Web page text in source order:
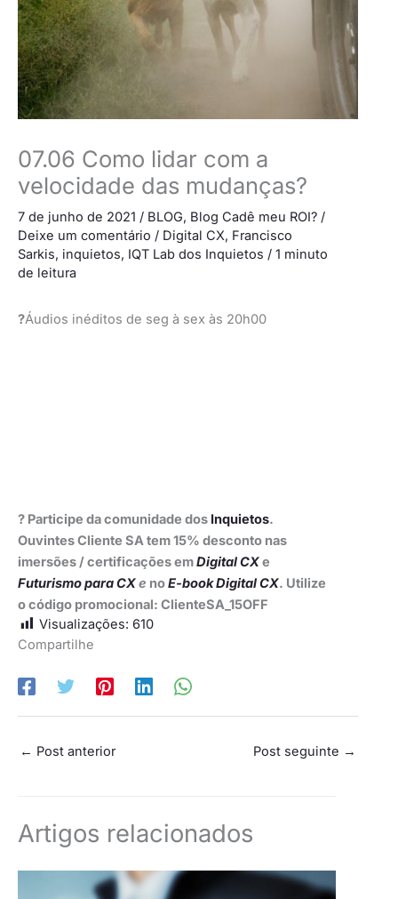
07.06 Como lidar com a
velocidade das mudanças?
7 de junho de 2021 / BLOG, Blog Cadê meu ROI? /
Deixe um comentário / Digital CX, Francisco
Sarkis, inquietos, IQT Lab dos Inquietos / 1 minuto
de leitura
?Áudios inéditos de seg à sex às 20h00
? Participe da comunidade dos Inquietos.
Ouvintes Cliente SA tem 15% desconto nas
imersões / certificações emDigital CXe
Futurismo para CXe noE-book Digital CX. Utilize
o código promocional: ClienteSA_15OFF
Visualizações: 610
Compartilhe
← Post anterior Post seguinte →
Artigos relacionados